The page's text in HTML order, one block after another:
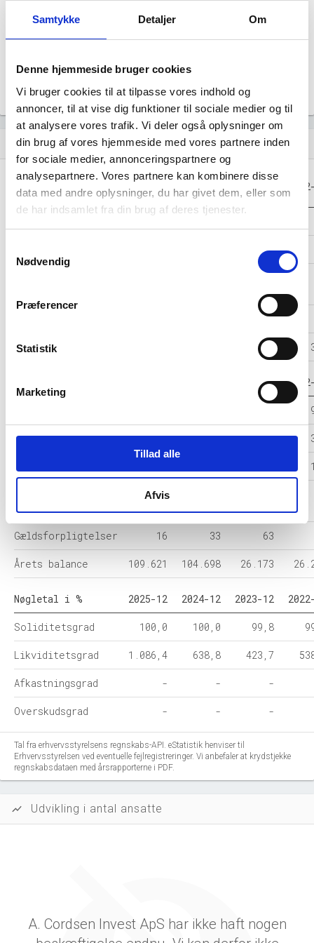
Samtykke Detaljer Om
Denne hjemmeside bruger cookies
Vi bruger cookies til at tilpasse vores indhold og
annoncer, til at vise dig funktioner til sociale medier og til
at analysere vores trafik. Vi deler også oplysninger om
din brug af vores hjemmeside med vores partnere inden
for sociale medier, annonceringspartnere og
analysepartnere. Vores partnere kan kombinere disse
data med andre oplysninger, du har givet dem, eller som
de har indsamlet fra din brug af deres tjenester.
Nødvendig
Præferencer
Statistik
Marketing
Tillad alle
Afvis
assignment Regnskaber
Resultat i 1000
DKK
2025-12 2024-12 2023-12
-12
-
Årets Resultat -10
2023-12
Omsætningsaktiver 177 208 267
Egenkapital
forpligtelser
-
Gældsforpligtelser 16 33 63
Årets balance 109.621 104.698 26.173
Nøgletal i % 2025-12 2024-12 2023-12
Soliditetsgrad 100,0 100,0 99,8
Likviditetsgrad 1.086,4 638,8 423,7
Afkastningsgrad - - -
Overskudsgrad - - -
Tal fra erhvervsstyrelsens regnskabs-API. eStatistik henviser til
Erhvervsstyrelsen ved eventuelle fejlregistreringer. Vi anbefaler at krydstjekke
regnskabsdataen med årsrapporterne i PDF.
show_chart Udvikling i antal ansatte
A. Cordsen Invest ApS har ikke haft nogen